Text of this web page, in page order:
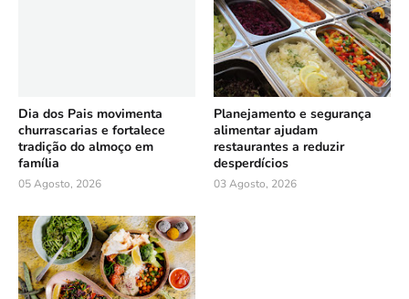
Dia dos Pais movimenta
churrascarias e fortalece
tradição do almoço em
família
05 Agosto, 2026
Planejamento e segurança
alimentar ajudam
restaurantes a reduzir
desperdícios
03 Agosto, 2026